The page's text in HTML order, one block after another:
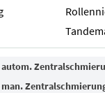
autom.
man.